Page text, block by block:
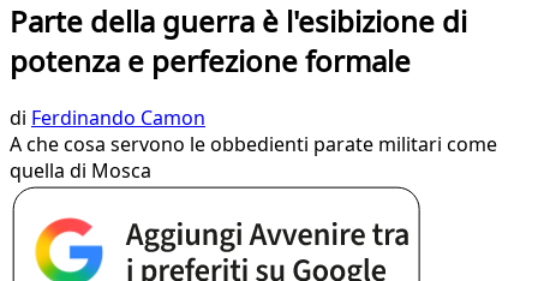
Parte della guerra è l'esibizione di
potenza e perfezione formale
di Ferdinando Camon
A che cosa servono le obbedienti parate militari come
quella di Mosca